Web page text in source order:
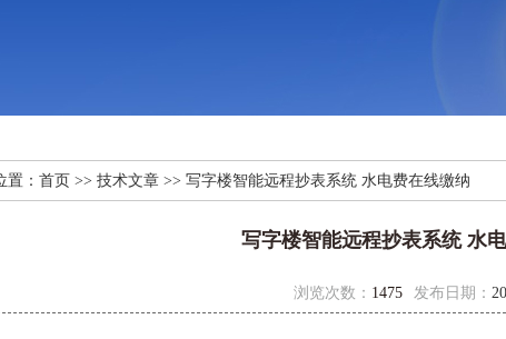
置： 首页 >> 技术文章 >> 写字楼智能远程抄表系统 水电费在线缴纳
写字楼智能远程抄表系统 水
浏览次数： 1475 发布日期：